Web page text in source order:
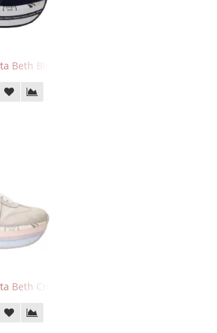
Beth Blue White
Beth Cream Sand